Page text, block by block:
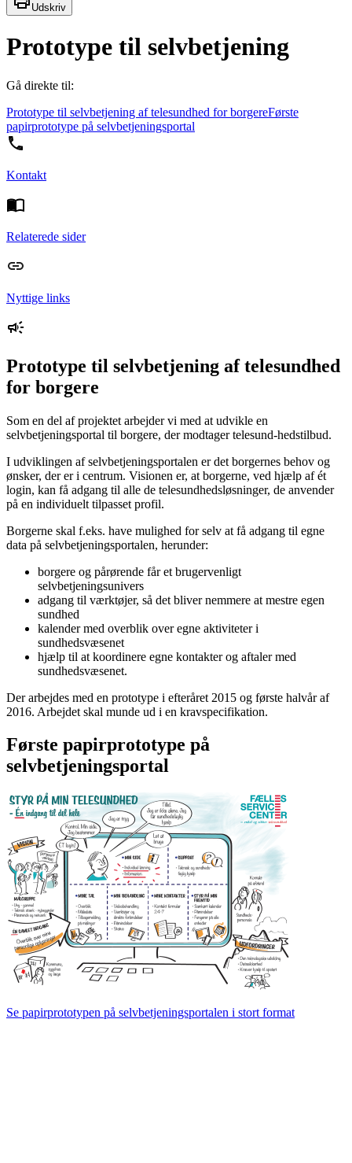
Udskriv
Prototype til selvbetjening
Gå direkte til:
Prototype til selvbetjening af telesundhed for borgereFørste
papirprototype på selvbetjeningsportal
Kontakt
Relaterede sider
Nyttige links
Prototype til selvbetjening af telesundhed
for borgere
Som en del af projektet arbejder vi med at udvikle en
selvbetjeningsportal til borgere, der modtager telesund-hedstilbud.
I udviklingen af selvbetjeningsportalen er det borgernes behov og
ønsker, der er i centrum. Visionen er, at borgerne, ved hjælp af ét
login, kan få adgang til alle de telesundhedsløsninger, de anvender
på en individuelt tilpasset profil.
Borgerne skal f.eks. have mulighed for selv at få adgang til egne
data på selvbetjeningsportalen, herunder:
borgere og pårørende får et brugervenligt
selvbetjeningsunivers
adgang til værktøjer, så det bliver nemmere at mestre egen
sundhed
kalender med overblik over egne aktiviteter i
sundhedsvæsenet
hjælp til at koordinere egne kontakter og aftaler med
sundhedsvæsenet.
Der arbejdes med en prototype i efteråret 2015 og første halvår af
2016. Arbejdet skal munde ud i en kravspecifikation.
Første papirprototype på
selvbetjeningsportal
Se papirprototypen på selvbetjeningsportalen i stort format